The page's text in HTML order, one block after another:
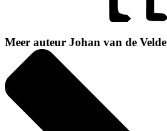
Meer auteur Johan van de Velde